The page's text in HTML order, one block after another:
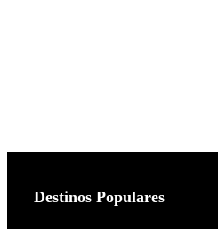
Destinos Populares